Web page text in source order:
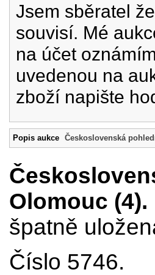
Jsem sběratel
souvisí. Mé
na účet
uvedenou na
zboží napište
Popis aukce Československá
Olomouc (4).
špatně
Číslo 5746.